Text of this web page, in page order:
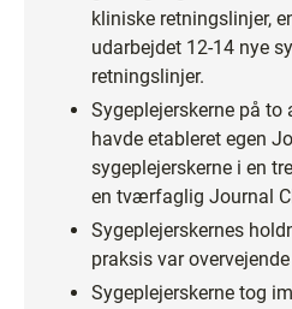
kliniske retningslinjer,
udarbejdet 12-14 nye
retningslinjer.
Sygeplejerskerne på
havde etableret egen
sygeplejerskerne i en
en tværfaglig Journal
Sygeplejerskernes
praksis var
Sygeplejerskerne tog